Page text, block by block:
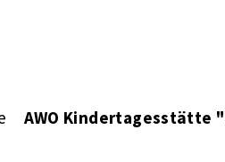
AWO Kindertagesstätte